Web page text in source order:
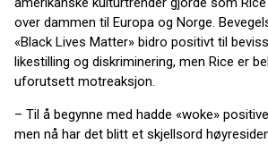
over dammen til Europa og Norge.
«Black Lives Matter» bidro positivt til
likestilling og diskriminering, men Rice er
uforutsett motreaksjon.
– Til å begynne med hadde «woke»
men nå har det blitt et skjellsord